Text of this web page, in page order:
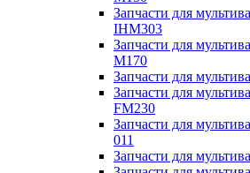
Запчасти для
IHM303
Запчасти для
M170
Запчасти для
Запчасти для
FM230
Запчасти для
011
Запчасти для